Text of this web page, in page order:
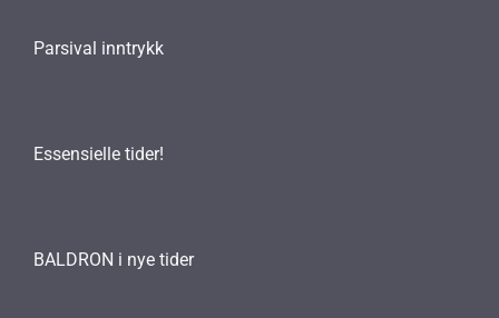
Parsival inntrykk
Essensielle tider!
BALDRON i nye tider